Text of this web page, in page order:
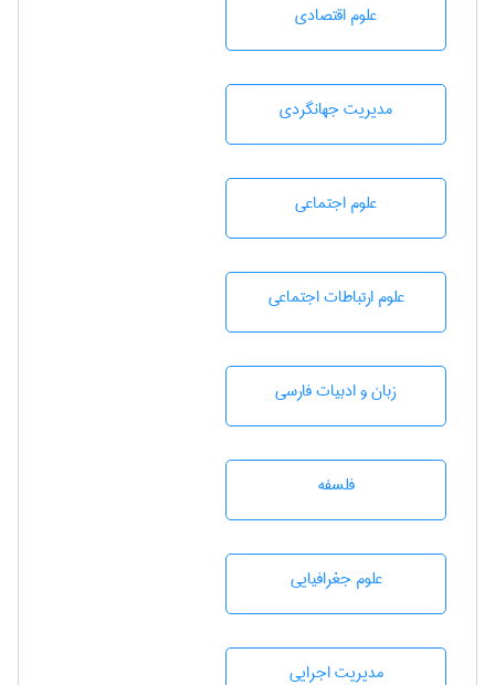
علوم اقتصادی
مديريت جهانگردی
علوم اجتماعی
علوم ارتباطات اجتماعی
زبان و ادبيات فارسی
فلسفه
علوم جغرافيايی
مديريت اجرايی